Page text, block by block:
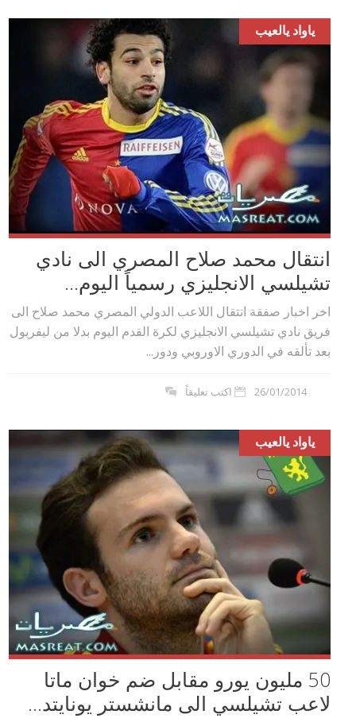
ياواد يالعيب
انتقال محمد صلاح المصري الى نادي
تشيلسي الانجليزي رسمياً اليوم...
اخر اخبار صفقة انتقال اللاعب الدولي المصري محمد صلاح الى
فريق نادي تشيلسي الانجليزي لكرة القدم اليوم بدلا من ليفربول
بعد تألقه في الدوري الاوروبي ودور...
26/01/2014 اكتب تعليقاً
ياواد يالعيب
50 مليون يورو مقابل ضم خوان ماتا
لاعب تشيلسي الى مانشستر يونايتد...